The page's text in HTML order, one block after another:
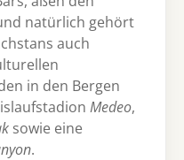
natürlich gehört
auch
in den Bergen
Medeo,
sowie eine
.